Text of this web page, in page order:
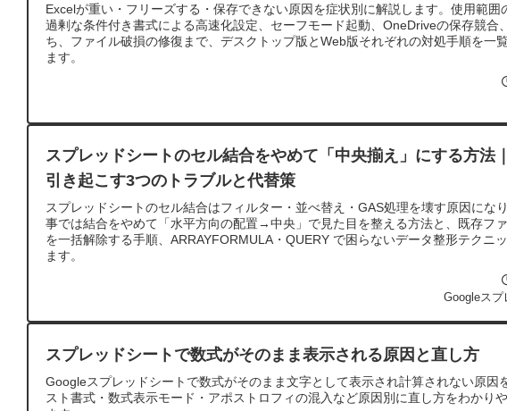
Excelが重い・フリーズする・保存できない原因を症状別に解説します。使用範囲
過剰な条件付き書式による高速化設定、セーフモード起動、OneDriveの保存競合
ち、ファイル破損の修復まで、デスクトップ版とWeb版それぞれの対処手順を一
ます。
スプレッドシートのセル結合をやめて「中央揃え」にする方法
引き起こす3つのトラブルと代替策
スプレッドシートのセル結合はフィルター・並べ替え・GAS処理を壊す原因にな
事では結合をやめて「水平方向の配置→中央」で見た目を整える方法と、既存フ
を一括解除する手順、ARRAYFORMULA・QUERY で困らないデータ整形テクニ
ます。
Googleスプ
スプレッドシートで数式がそのまま表示される原因と直し方
Googleスプレッドシートで数式がそのまま文字として表示され計算されない原因
スト書式・数式表示モード・アポストロフィの混入など原因別に直し方をわかり